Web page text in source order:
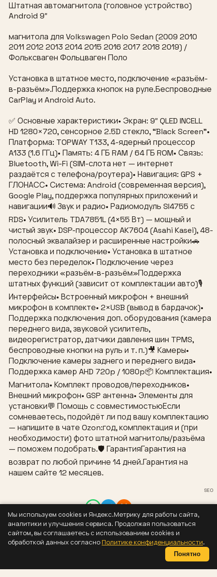
Штатная автомагнитола (головное устройство)
Android 9″
магнитола для Volkswagen Polo Sedan (2009 2010
2011 2012 2013 2014 2015 2016 2017 2018 2019) /
Фольксваген Фольцваген Поло
Установка в штатное место, подключение «разъём-
в-разъём».Поддержка кнопок на руле.Беспроводные
CarPlay и Android Auto.
✅ Основные характеристики• Экран: 9″ QLED INCELL
HD 1280×720, сенсорное 2.5D стекло, “Black Screen”•
Платформа: TOPWAY T133, 4-ядерный процессор
A133 (1.6 ГГц)• Память: 4 ГБ RAM / 64 ГБ ROM• Связь:
Bluetooth, Wi-Fi (SIM-слота нет — интернет
раздаётся с телефона/роутера)• Навигация: GPS +
ГЛОНАСС• Система: Android (современная версия),
Google Play, поддержка популярных приложений и
навигации🔊 Звук и радио• Радиомодуль SI4755 с
RDS• Усилитель TDA7851L (4×55 Вт) — мощный и
чистый звук• DSP-процессор AK7604 (Asahi Kasei), 48-
полосный эквалайзер и расширенные настройки🚗
Установка и подключение• Установка в штатное
место без переделок• Подключение через
переходники «разъём-в-разъём»Поддержка
штатных функций (зависит от комплектации авто)🎙
Интерфейсы• Встроенный микрофон + внешний
микрофон в комплекте• 2×USB (вывод в бардачок)•
Поддержка подключения доп. оборудования (камера
переднего вида, звуковой усилитель,
видеорегистратор, датчики давления шин TPMS,
беспроводные кнопки на руль и т. п.)🎥 Камеры•
Подключение камеры заднего и переднего вида•
Поддержка камер AHD 720p / 1080p📦 Комплектация•
Магнитола• Комплект проводов/переходников•
Внешний микрофон• GSP антенна• Элементы для
установки💬 Помощь с совместимостьюЕсли
сомневаетесь, подойдёт ли под вашу комплектацию
— напишите в чате Ozon:год, комплектация и (при
необходимости) фото штатной магнитолы/разъёма
— поможем подобрать.🛡 ГарантияГарантия на
возврат по любой причине 14 дней.Гарантия на
нашем сайте 12 месяцев.
SEO
Контакты
8 (937) 304-44-55
sizaus@bk.ru
Политика конфиденциальности
Мы используем cookies и Яндекс.Метрику для работы сайта,
аналитики и улучшения сервиса. Продолжая пользоваться
сайтом, вы соглашаетесь с использованием cookies и
обработкой данных согласно Политике конфиденциальности.
Понятно